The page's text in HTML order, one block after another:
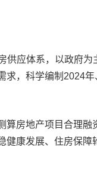
供应体系，以政府为
，科学编制2024年
算房地产项目合理融
健康发展、住房保障